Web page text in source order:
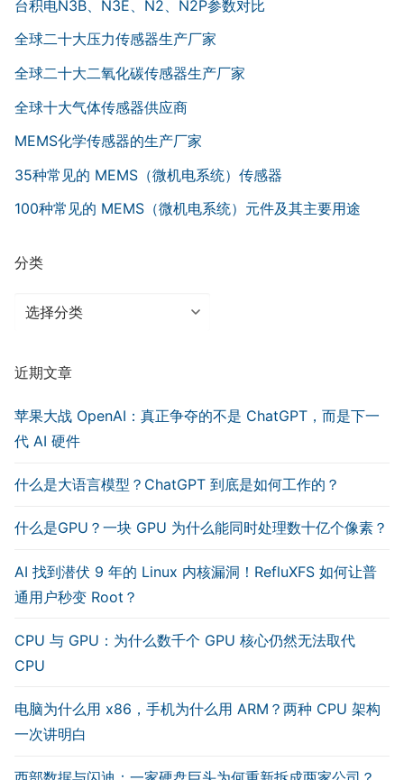
台积电N3B、N3E、N2、N2P参数对比
全球二十大压力传感器生产厂家
全球二十大二氧化碳传感器生产厂家
全球十大气体传感器供应商
MEMS化学传感器的生产厂家
35种常见的 MEMS（微机电系统）传感器
100种常见的 MEMS（微机电系统）元件及其主要用途
分类
分
近期文章
苹果大战 OpenAI：真正争夺的不是 ChatGPT，而是下一
代 AI 硬件
什么是大语言模型？ChatGPT 到底是如何工作的？
什么是GPU？一块 GPU 为什么能同时处理数十亿个像素？
AI 找到潜伏 9 年的 Linux 内核漏洞！RefluXFS 如何让普
通用户秒变 Root？
CPU 与 GPU：为什么数千个 GPU 核心仍然无法取代
CPU
电脑为什么用 x86，手机为什么用 ARM？两种 CPU 架构
一次讲明白